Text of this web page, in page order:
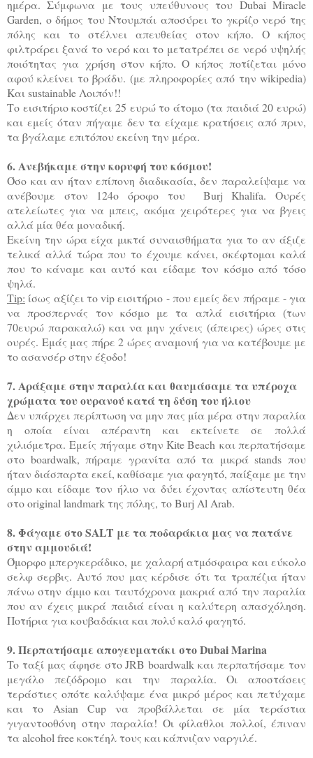
ημέρα. Σύμφωνα με τους υπεύθυνους του Dubai Miracle
Garden, ο δήμος του Ντουμπάι αποσύρει το γκρίζο νερό της
πόλης και το στέλνει απευθείας στον κήπο. Ο κήπος
φιλτράρει ξανά το νερό και το μετατρέπει σε νερό υψηλής
ποιότητας για χρήση στον κήπο. Ο κήπος ποτίζεται μόνο
αφού κλείνει το βράδυ. (με πληροφορίες από την wikipedia)
Και sustainable Λοιπόν!!
Το εισιτήριο κοστίζει 25 ευρώ το άτομο (τα παιδιά 20 ευρώ)
και εμείς όταν πήγαμε δεν τα είχαμε κρατήσεις από πριν,
τα βγάλαμε επιτόπου εκείνη την μέρα.
6. Ανεβήκαμε στην κορυφή του κόσμου!
Όσο και αν ήταν επίπονη διαδικασία, δεν παραλείψαμε να
ανέβουμε στον 124ο όροφο του Burj Khalifa. Ουρές
ατελείωτες για να μπεις, ακόμα χειρότερες για να βγεις
αλλά μία θέα μοναδική.
Εκείνη την ώρα είχα μικτά συναισθήματα για το αν άξιζε
τελικά αλλά τώρα που το έχουμε κάνει, σκέφτομαι καλά
που το κάναμε και αυτό και είδαμε τον κόσμο από τόσο
ψηλά.
Τip: ίσως αξίζει το vip εισιτήριο - που εμείς δεν πήραμε - για
να προσπερνάς τον κόσμο με τα απλά εισιτήρια (των
70ευρώ παρακαλώ) και να μην χάνεις (άπειρες) ώρες στις
ουρές. Εμάς μας πήρε 2 ώρες αναμονή για να κατέβουμε με
το ασανσέρ στην έξοδο!
7. Αράξαμε στην παραλία και θαυμάσαμε τα υπέροχα
χρώματα του ουρανού κατά τη δύση του ήλιου
Δεν υπάρχει περίπτωση να μην πας μία μέρα στην παραλία
η οποία είναι απέραντη και εκτείνετε σε πολλά
χιλιόμετρα.Εμείς πήγαμε στην Kite Beach και περπατήσαμε
στο boardwalk, πήραμε γρανίτα από τα μικρά stands που
ήταν διάσπαρτα εκεί, καθίσαμε για φαγητό, παίξαμε με την
άμμο και είδαμε τον ήλιο να δύει έχοντας απίστευτη θέα
στο original landmark της πόλης, το Burj Al Arab.
8. Φάγαμε στο SALT με τα ποδαράκια μας να πατάνε
στην αμμουδιά!
Όμορφο μπεργκεράδικο, με χαλαρή ατμόσφαιρα και εύκολο
σελφ σερβις. Αυτό που μας κέρδισε ότι τα τραπέζια ήταν
πάνω στην άμμο και ταυτόχρονα μακριά από την παραλία
που αν έχεις μικρά παιδιά είναι η καλύτερη απασχόληση.
Ποτήρια για κουβαδάκια και πολύ καλό φαγητό.
9. Περπατήσαμε απογευματάκι στο Dubai Marina
To ταξί μας άφησε στο JRB boardwalk και περπατήσαμε τον
μεγάλο πεζόδρομο και την παραλία. Οι αποστάσεις
τεράστιες οπότε καλύψαμε ένα μικρό μέρος και πετύχαμε
και το Asian Cup να προβάλλεται σε μία τεράστια
γιγαντοοθόνη στην παραλία! Οι φίλαθλοι πολλοί, έπιναν
τα alcohol free κοκτέηλ τους και κάπνιζαν ναργιλέ.